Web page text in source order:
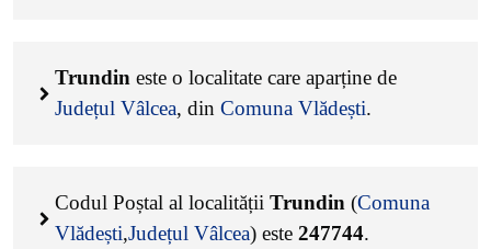
Trundin este o localitate care aparține de
Județul Vâlcea, din Comuna Vlădești.
Codul Poștal al localității Trundin (Comuna
Vlădești,Județul Vâlcea) este 247744.